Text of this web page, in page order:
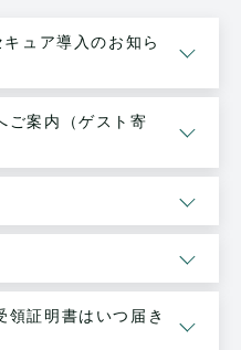
ュア導入のお知ら
ご案内（ゲスト寄
領証明書はいつ届き